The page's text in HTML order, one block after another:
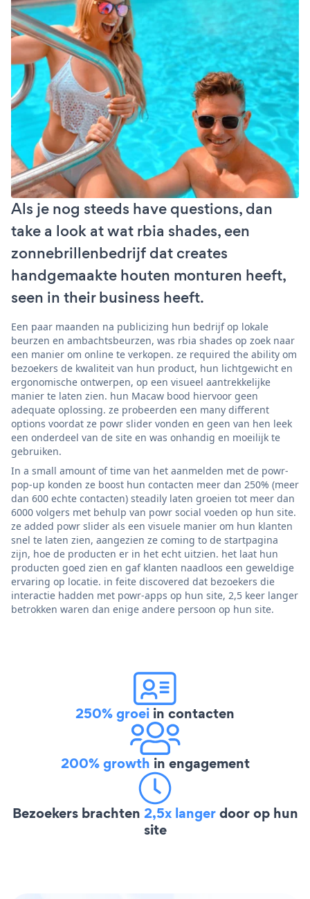
Als je nog steeds have questions, dan
take a look at wat rbia shades, een
zonnebrillenbedrijf dat creates
handgemaakte houten monturen heeft,
seen in their business heeft.
Een paar maanden na publicizing hun bedrijf op lokale
beurzen en ambachtsbeurzen, was rbia shades op zoek naar
een manier om online te verkopen. ze required the ability om
bezoekers de kwaliteit van hun product, hun lichtgewicht en
ergonomische ontwerpen, op een visueel aantrekkelijke
manier te laten zien. hun Macaw bood hiervoor geen
adequate oplossing. ze probeerden een many different
options voordat ze powr slider vonden en geen van hen leek
een onderdeel van de site en was onhandig en moeilijk te
gebruiken.
In a small amount of time van het aanmelden met de powr-
pop-up konden ze boost hun contacten meer dan 250% (meer
dan 600 echte contacten) steadily laten groeien tot meer dan
6000 volgers met behulp van powr social voeden op hun site.
ze added powr slider als een visuele manier om hun klanten
snel te laten zien, aangezien ze coming to de startpagina
zijn, hoe de producten er in het echt uitzien. het laat hun
producten goed zien en gaf klanten naadloos een geweldige
ervaring op locatie. in feite discovered dat bezoekers die
interactie hadden met powr-apps op hun site, 2,5 keer langer
betrokken waren dan enige andere persoon op hun site.
250% groei in contacten
200% growth in engagement
Bezoekers brachten 2,5x langerdoor op hun
site